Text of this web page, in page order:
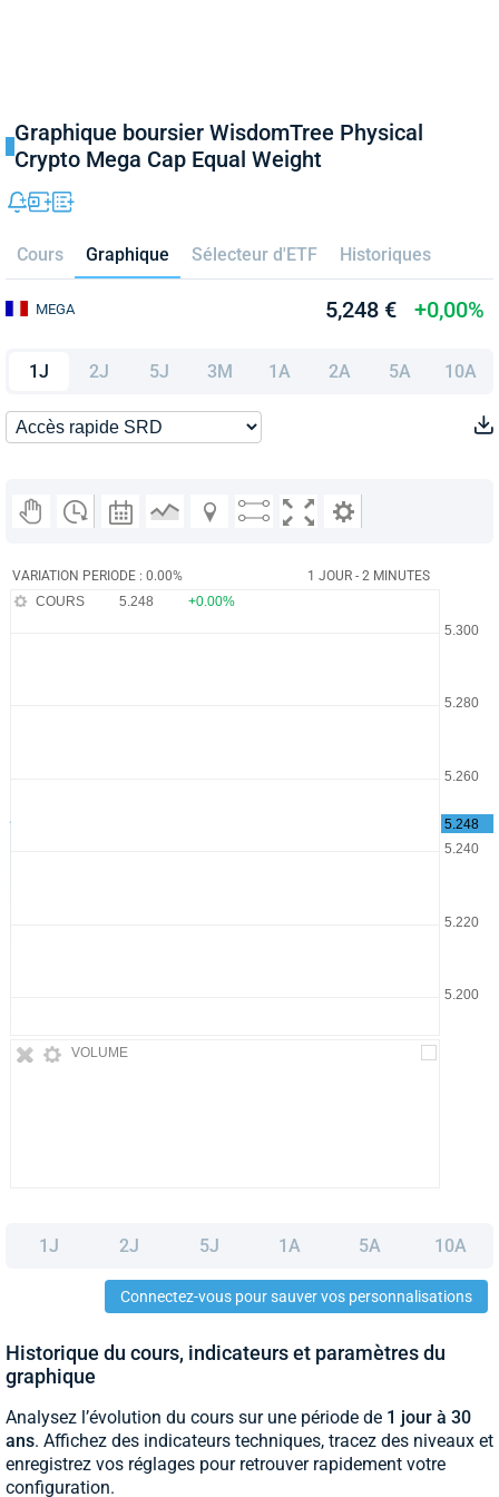
Graphique boursier WisdomTree Physical
Crypto Mega Cap Equal Weight
Cours Graphique Sélecteur d'ETF Historiques
MEGA 5,248 € +0,00%
1J 2J 5J 3M 1A 2A 5A 10A
VARIATION PERIODE : 0.00% 1 JOUR - 2 MINUTES
VOLUME
COURS 5.248 +0.00%
1J 2J 5J 1A 5A 10A
Connectez-vous pour sauver vos personnalisations
Historique du cours, indicateurs et paramètres du
graphique
Analysez l’évolution du cours sur une période de 1 jour à 30
ans. Affichez des indicateurs techniques, tracez des niveaux et
enregistrez vos réglages pour retrouver rapidement votre
configuration.